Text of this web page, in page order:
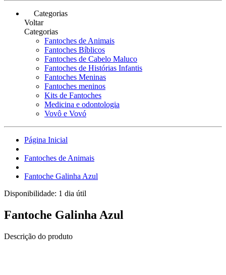
Categorias
Voltar
Categorias
Fantoches de Animais
Fantoches Bíblicos
Fantoches de Cabelo Maluco
Fantoches de Histórias Infantis
Fantoches Meninas
Fantoches meninos
Kits de Fantoches
Medicina e odontologia
Vovô e Vovó
Página Inicial
Fantoches de Animais
Fantoche Galinha Azul
Disponibilidade: 1 dia útil
Fantoche Galinha Azul
Descrição do produto